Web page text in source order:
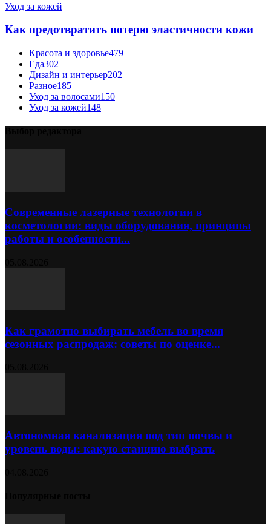
Уход за кожей
Как предотвратить потерю эластичности кожи
Красота и здоровье479
Еда302
Дизайн и интерьер202
Разное185
Уход за волосами150
Уход за кожей148
Современные лазерные технологии в
косметологии: виды оборудования, принципы
работы и особенности...
Как грамотно выбирать мебель во время
сезонных распродаж: советы по оценке...
Автономная канализация под тип почвы и
уровень воды: какую станцию выбрать